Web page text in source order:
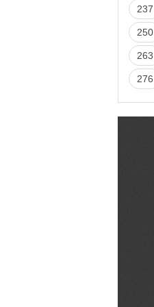
237
250
263
276